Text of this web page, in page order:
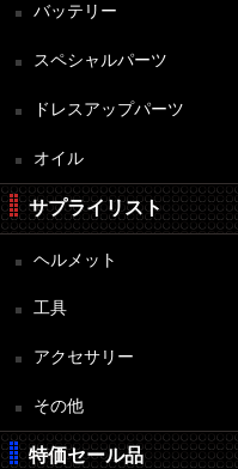
バッテリー
スペシャルパーツ
ドレスアップパーツ
オイル
サプライリスト
ヘルメット
工具
アクセサリー
その他
特価セール品